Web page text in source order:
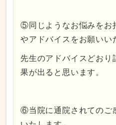
⑤同じようなお悩みをお
やアドバイスをお願いい
先生のアドバイスどおり
果が出ると思います。
⑥当院に通院されてのご